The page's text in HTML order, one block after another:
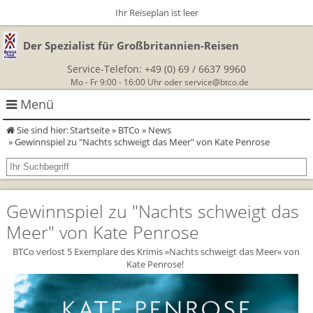
Der Spezialist für Großbritannien-Reisen
Service-Telefon: +49 (0) 69 / 6637 9960
Mo - Fr 9:00 - 16:00 Uhr oder service@btco.de
Menü
Rundreisen Großbritannien
Autorundreisen
Herzlich Willkommen
England
Wales
Wanderurlaub
Geführte Wandertouren
Wandern in England
Wandern in Schottland
Themenreisen
Classic-Car-Reise durch Südengland
Für Outlander‑Fans: inspiriert durch die Highland Saga
Gartenreisen England
Allergikerreisen
BTCo
Sie sind hier:Startseite» BTCo » News
» Gewinnspiel zu "Nachts schweigt das Meer" von Kate Penrose
Ihr Reiseplan ist leer
Gewinnspiel zu "Nachts schweigt das
Meer" von Kate Penrose
BTCo verlost 5 Exemplare des Krimis »Nachts schweigt das Meer« von
Kate Penrose!